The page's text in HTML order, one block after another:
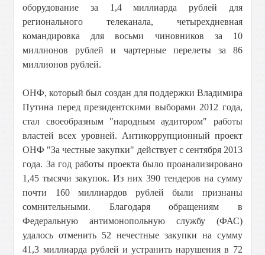
оборудование за 1,4 миллиарда рублей для
регионального телеканала, четырехдневная
командировка для восьми чиновников за 10
миллионов рублей и чартерные перелеты за 86
миллионов рублей.
ОНФ, который был создан для поддержки Владимира
Путина перед президентскими выборами 2012 года,
стал своеобразным "народным аудитором" работы
властей всех уровней. Антикоррупционный проект
ОНФ "За честные закупки" действует с сентября 2013
года. За год работы проекта было проанализировано
1,45 тысячи закупок. Из них 390 тендеров на сумму
почти 160 миллиардов рублей были признаны
сомнительными. Благодаря обращениям в
Федеральную антимонопольную службу (ФАС)
удалось отменить 52 нечестные закупки на сумму
41,3 миллиарда рублей и устранить нарушения в 72